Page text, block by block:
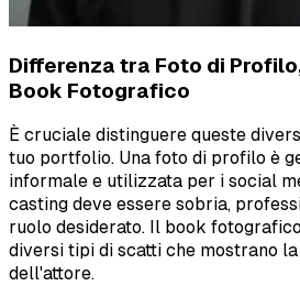
Differenza tra Foto di
Book Fotografico
È cruciale distinguere queste
tuo portfolio. Una foto di profilo è
informale e utilizzata per i social
casting deve essere sobria,
ruolo desiderato. Il book
diversi tipi di scatti che mostrano
dell'attore.